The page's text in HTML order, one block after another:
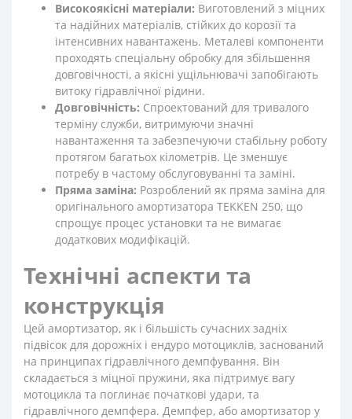
Високоякісні матеріали: Виготовлений з міцних
та надійних матеріалів, стійких до корозії та
інтенсивних навантажень. Металеві компоненти
проходять спеціальну обробку для збільшення
довговічності, а якісні ущільнювачі запобігають
витоку гідравлічної рідини.
Довговічність: Спроектований для тривалого
терміну служби, витримуючи значні
навантаження та забезпечуючи стабільну роботу
протягом багатьох кілометрів. Це зменшує
потребу в частому обслуговуванні та заміні.
Пряма заміна: Розроблений як пряма заміна для
оригінального амортизатора TEKKEN 250, що
спрощує процес установки та не вимагає
додаткових модифікацій.
Технічні аспекти та
конструкція
Цей амортизатор, як і більшість сучасних задніх
підвісок для дорожніх і ендуро мотоциклів, заснований
на принципах гідравлічного демпфування. Він
складається з міцної пружини, яка підтримує вагу
мотоцикла та поглинає початкові удари, та
гідравлічного демпфера. Демпфер, або амортизатор у